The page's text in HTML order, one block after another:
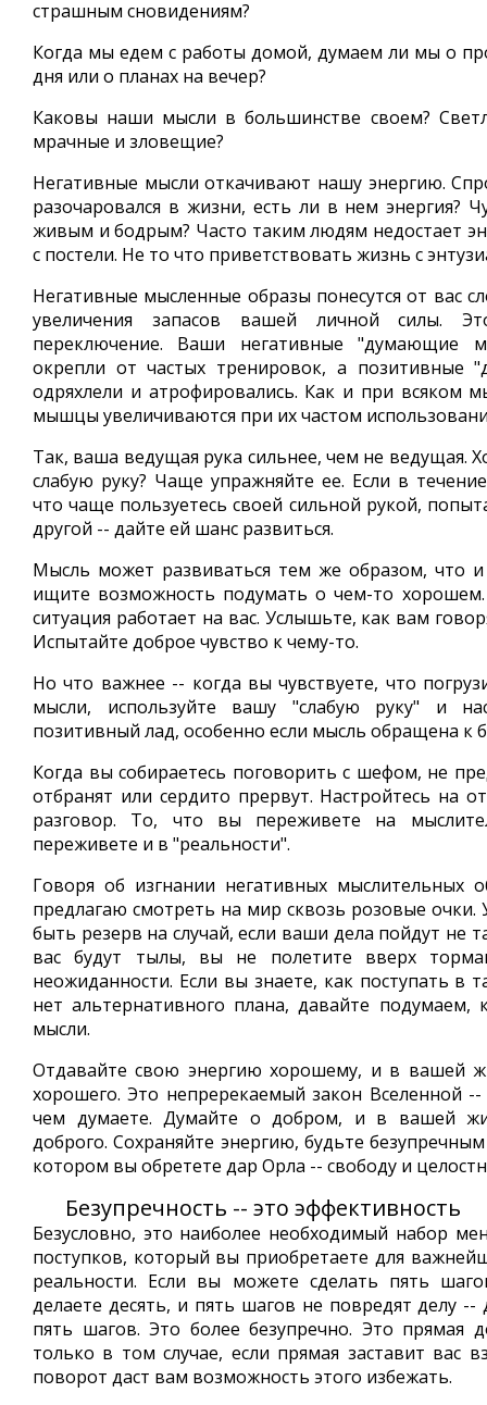
страшным сновидениям?
Когда мы едем с работы домой, думаем ли мы о
дня или о планах на вечер?
Каковы наши мысли в большинстве своем?
мрачные и зловещие?
Негативные мысли откачивают нашу энергию.
разочаровался в жизни, есть ли в нем энергия?
живым и бодрым? Часто таким людям недостает
с постели. Не то что приветствовать жизнь с
Негативные мысленные образы понесутся от вас
увеличения запасов вашей личной силы.
переключение. Ваши негативные "думающие
окрепли от частых тренировок, а
одряхлели и атрофировались. Как и при всяком
мышцы увеличиваются при их частом
Так, ваша ведущая рука сильнее, чем не ведущая.
слабую руку? Чаще упражняйте ее. Если в
что чаще пользуетесь своей сильной рукой,
другой -- дайте ей шанс развиться.
Мысль может развиваться тем же образом, что
ищите возможность подумать о чем-то
ситуация работает на вас. Услышьте, как вам
Испытайте доброе чувство к чему-то.
Но что важнее -- когда вы чувствуете, что
мысли, используйте вашу "слабую руку" и
позитивный лад, особенно если мысль обращена к
Когда вы собираетесь поговорить с шефом, не
отбранят или сердито прервут. Настройтесь на
разговор. То, что вы переживете на
переживете и в "реальности".
Говоря об изгнании негативных мыслительных
предлагаю смотреть на мир сквозь розовые очки.
быть резерв на случай, если ваши дела пойдут не
вас будут тылы, вы не полетите вверх
неожиданности. Если вы знаете, как поступать в
нет альтернативного плана, давайте
мысли.
Отдавайте свою энергию хорошему, и в вашей
хорошего. Это непререкаемый закон Вселенной
чем думаете. Думайте о добром, и в вашей
доброго. Сохраняйте энергию, будьте
котором вы обретете дар Орла -- свободу и
Безупречность -- это эффективность
Безусловно, это наиболее необходимый набор
поступков, который вы приобретаете для
реальности. Если вы можете сделать пять
делаете десять, и пять шагов не повредят делу
пять шагов. Это более безупречно. Это прямая
только в том случае, если прямая заставит вас
поворот даст вам возможность этого избежать.